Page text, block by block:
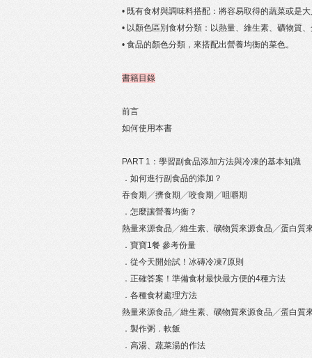
• 既有食材與調味料搭配：將容易取得的蔬菜或是
• 以顏色區別食材分類：以熱量、維生素、礦物質
• 食品的顏色分類，來搭配出營養均衡的菜色。
書籍目錄
前言
如何使用本書
PART 1：學習副食品添加方法與冷凍的基本知識
．如何進行副食品的添加？
吞食期╱擠食期╱咬食期╱咀嚼期
．怎麼讓營養均衡？
熱量來源食品╱維生素、礦物質來源食品╱蛋白質
．寶寶1餐 參考份量
．從今天開始試！冰磚冷凍7原則
．正確答案！準備食材最快最方便的4種方法
．各種食材處理方法
熱量來源食品╱維生素、礦物質來源食品╱蛋白質
．製作粥．軟飯
．高湯、蔬菜湯的作法